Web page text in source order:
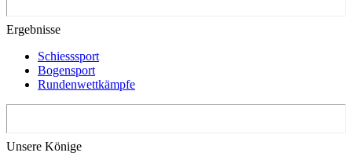
Ergebnisse
Schiesssport
Bogensport
Rundenwettkämpfe
Unsere Könige